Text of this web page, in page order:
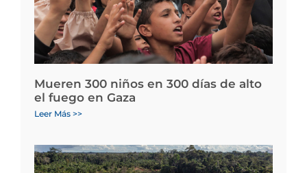
Mueren 300 niños en 300 días de alto
el fuego en Gaza
Leer Más >>